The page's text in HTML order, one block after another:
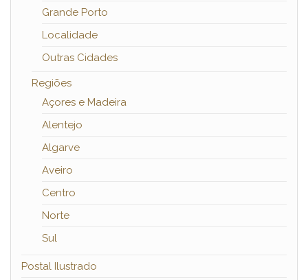
Grande Porto
Localidade
Outras Cidades
Regiões
Açores e Madeira
Alentejo
Algarve
Aveiro
Centro
Norte
Sul
Postal Ilustrado